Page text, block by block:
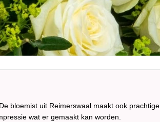
bloemist uit Reimerswaal maakt ook prachtige
wat er gemaakt kan worden.